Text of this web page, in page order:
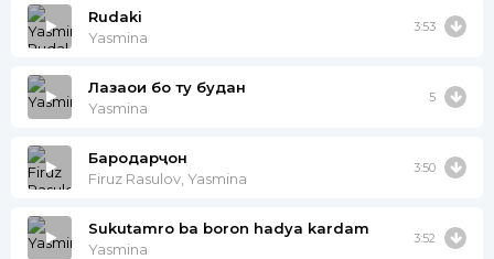
Rudaki
Yasmina
3:53
Лаҳзаҳои бо ту будан
Yasmina
5
Бародарҷон
Firuz Rasulov, Yasmina
3:50
Sukutamro ba boron hadya kardam
Yasmina
3:52